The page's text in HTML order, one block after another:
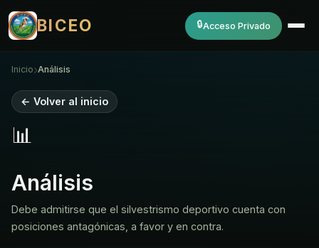
BICEO 🔒Acceso Privado
Inicio›Análisis
← Volver al inicio
📊
Análisis
Debe admitirse que el silvestrismo deportivo cuenta con
posiciones antagónicas, a favor y en contra.